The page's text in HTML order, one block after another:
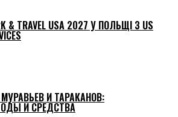
& TRAVEL USA 2027 У ПОЛЬЩІ З US
И ТАРАКАНОВ:
И СРЕДСТВА